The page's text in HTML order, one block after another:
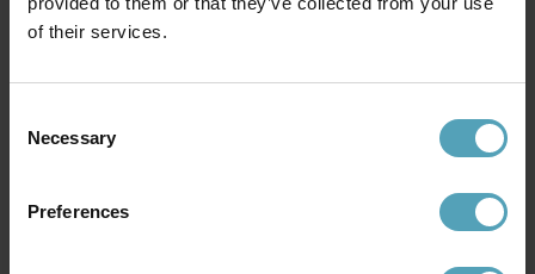
of their services.
Selection
Necessary
Preferences
EMIBIG LIGHTING